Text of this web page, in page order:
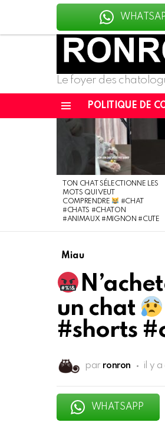
Le foyer des
POLITIQUE DE
DERNIÈRES
NOUVELLES
TON CHAT SÉLECTIONNE LES
MOTS QUI VEUT
COMPRENDRE
#CHAT
#CHATS #CHATON
#ANIMAUX #MIGNON #CUTE
Miau
un chat
#shorts
par ronron il y a
WHATSAPP